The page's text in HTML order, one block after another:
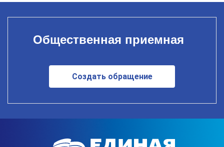
Общественная приемная
Создать обращение